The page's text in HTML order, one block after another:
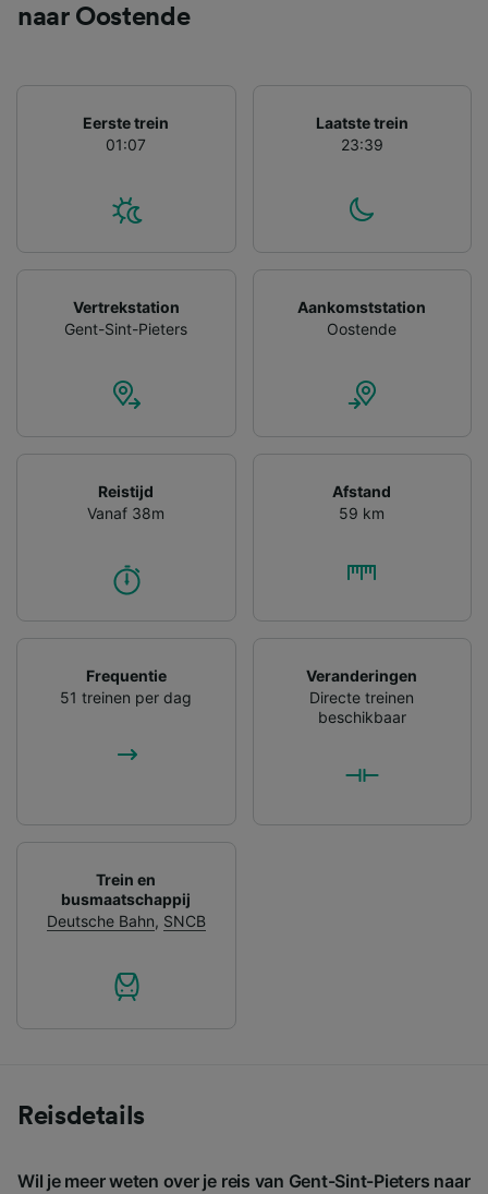
naar Oostende
Eerste trein
01:07
Laatste trein
23:39
Vertrekstation
Gent-Sint-Pieters
Aankomststation
Oostende
Reistijd
Vanaf 38m
Afstand
59 km
Frequentie
51 treinen per dag
Veranderingen
Directe treinen
beschikbaar
Trein en
busmaatschappij
Deutsche Bahn, SNCB
Reisdetails
Wil je meer weten over je reis van Gent-Sint-Pieters naar
gevraagd om je niet te volgen.
apparaatkenmerken actief scannen ter
identificatie. Informatie op een apparaat
contentmetingen, doelgroepenonderzoek en
ontwikkeling van diensten.
Partnerlijst (derden)